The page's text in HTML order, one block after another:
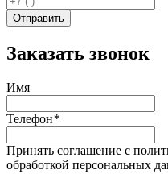
Заказать звонок
Имя
Телефон*
Принять соглашение с
обработкой персональных